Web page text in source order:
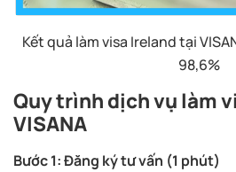
Kết quả làm visa Irelandtại
98,6%
Quy trình dịch vụ làm
VISANA
Bước 1: Đăng ký tư vấn (1 phút)